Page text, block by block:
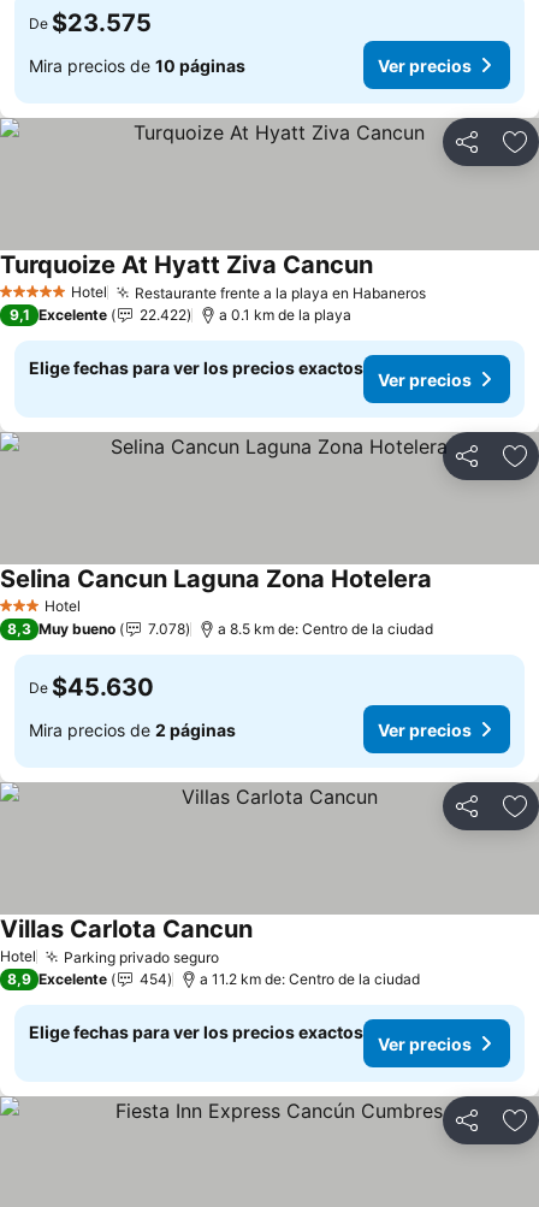
De $23.575
Mira precios de 10 páginas Ver precios
Compartir
5 Estrellas Hotel Restaurante frente a la playa en HabanerosVer precios
Turquoize At Hyatt Ziva CancunVer precios
9,1 Excelente 22.422 a 0.1 km de la playa
Elige fechas para ver los precios exactos
Ver precios
Compartir
3 Estrellas
Hotel
Selina Cancun Laguna Zona Hotelera
8,3 Muy bueno 7.078 a 8.5 km de: Centro de la ciudad
De $45.630
Mira precios de 2 páginas Ver precios
Compartir
Hotel Parking privado seguroVer precios
Villas Carlota CancunVer precios
8,9 Excelente 454 a 11.2 km de: Centro de la ciudad
Elige fechas para ver los precios exactos
Ver precios
Compartir